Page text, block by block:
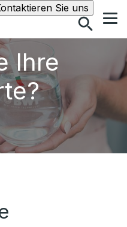
Sie unsSuche
Ihre